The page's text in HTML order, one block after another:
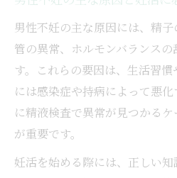
男性不妊の主な原因には、精
管の異常、ホルモンバランス
す。これらの要因は、生活習
には感染症や持病によって悪
に精液検査で異常が見つかる
が重要です。
妊活を始める際には、正しい